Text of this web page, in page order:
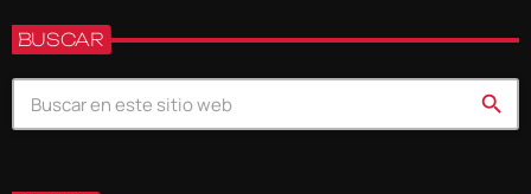
BUSCAR
search